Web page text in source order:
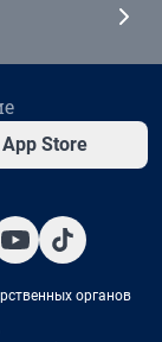
App Store
органов